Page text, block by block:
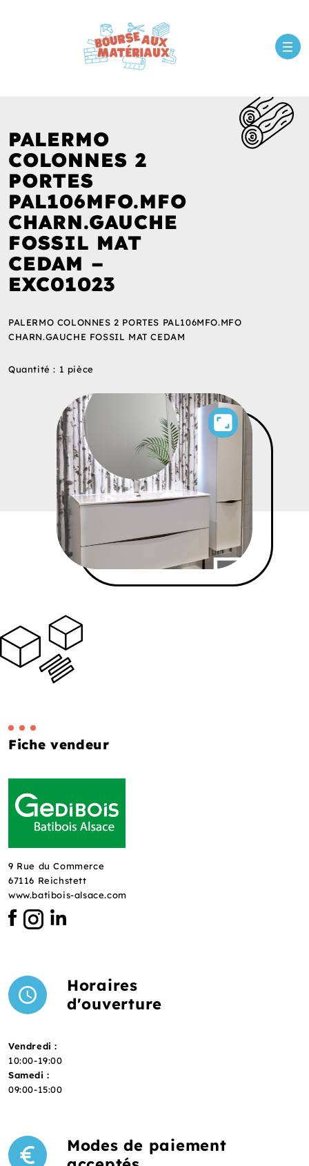
PALERMO
COLONNES 2
PORTES
PAL106MFO.MFO
CHARN.GAUCHE
FOSSIL MAT
CEDAM –
EXC01023
PALERMO COLONNES 2 PORTES PAL106MFO.MFO
CHARN.GAUCHE FOSSIL MAT CEDAM
Quantité : 1 pièce
Fiche vendeur
9 Rue du Commerce
67116 Reichstett
www.batibois-alsace.com
Horaires
d'ouverture
Vendredi :
10:00-19:00
Samedi :
09:00-15:00
Modes de paiement